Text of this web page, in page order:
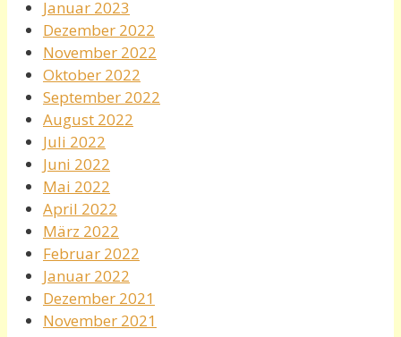
Januar 2023
Dezember 2022
November 2022
Oktober 2022
September 2022
August 2022
Juli 2022
Juni 2022
Mai 2022
April 2022
März 2022
Februar 2022
Januar 2022
Dezember 2021
November 2021